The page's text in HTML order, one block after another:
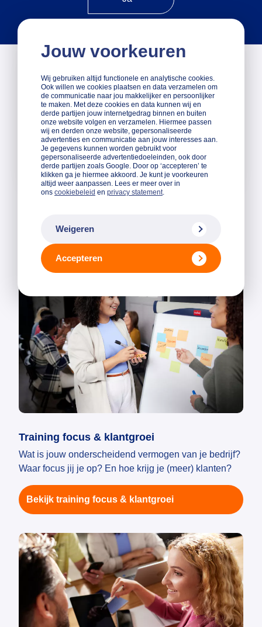
Jouw voorkeuren
Wij gebruiken altijd functionele en analytische cookies.
Ook willen we cookies plaatsen en data verzamelen om
de communicatie naar jou makkelijker en persoonlijker
te maken. Met deze cookies en data kunnen wij en
derde partijen jouw internetgedrag binnen en buiten
onze website volgen en verzamelen. Hiermee passen
wij en derden onze website, gepersonaliseerde
advertenties en communicatie aan jouw interesses aan.
Je gegevens kunnen worden gebruikt voor
gepersonaliseerde advertentiedoeleinden, ook door
derde partijen zoals Google. Door op ‘accepteren’ te
klikken ga je hiermee akkoord. Je kunt je voorkeuren
altijd weer aanpassen. Lees er meer over in
ons cookiebeleid en privacy statement.
Weigeren
Accepteren
do 1 okt 2026
19:00 - 22:00
do 8 okt 2026
19:00 - 22:00
Locatie
Online
Sessies
2
Tijdsduur
3 uur
€ 300
Nog 4 plekken
Aanmelden
Meer handige trainingen
Alle trainingen
Training focus & klantgroei
Wat is jouw onderscheidend vermogen van je bedrijf?
Waar focus jij je op? En hoe krijg je (meer) klanten?
Bekijk training focus & klantgroei